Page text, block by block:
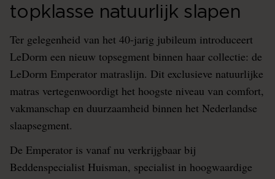
topklasse natuurlijk slapen
Ter gelegenheid van het 40-jarig jubileum introduceert
LeDorm een nieuw topsegment binnen haar collectie: de
LeDorm Emperator matraslijn. Dit exclusieve natuurlijke
matras vertegenwoordigt het hoogste niveau van comfort,
vakmanschap en duurzaamheid binnen het Nederlandse
slaapsegment.
De Emperator is vanaf nu verkrijgbaar bij
Beddenspecialist Huisman, specialist in hoogwaardige